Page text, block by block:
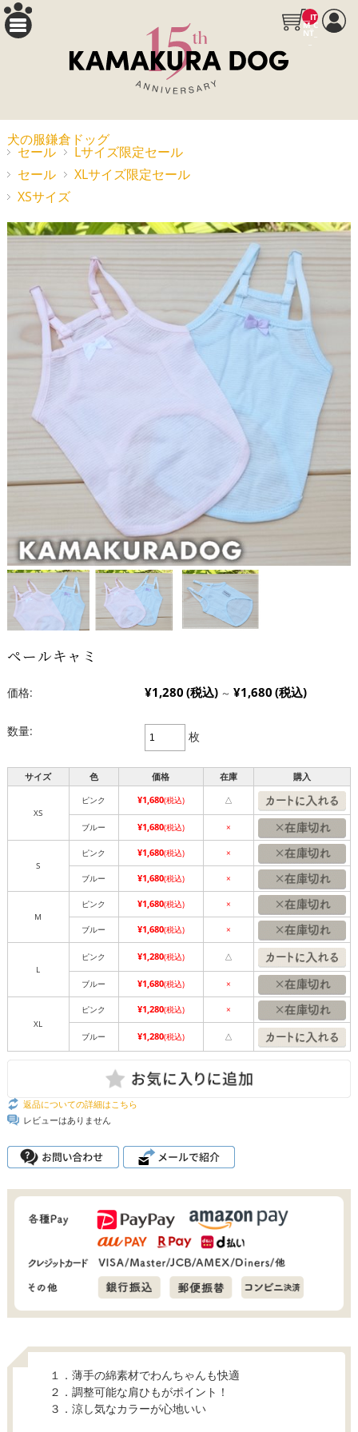
__IT
M_C
NT_
犬の服鎌倉ドッグ
セール
Lサイズ限定セール
セール
XLサイズ限定セール
XSサイズ
ペールキャミ
価格: ¥1,280(税込) ～ ¥1,680(税込)
数量: 枚
サイズ 色 価格 在庫 購入
XS
ピンク ¥1,680(税込) △
ブルー ¥1,680(税込) ×
S
ピンク ¥1,680(税込) ×
ブルー ¥1,680(税込) ×
M
ピンク ¥1,680(税込) ×
ブルー ¥1,680(税込) ×
L
ピンク ¥1,280(税込) △
ブルー ¥1,680(税込) ×
XL
ピンク ¥1,280(税込) ×
ブルー ¥1,280(税込) △
返品についての詳細はこちら
レビューはありません
１．薄手の綿素材でわんちゃんも快適
２．調整可能な肩ひもがポイント！
３．涼し気なカラーが心地いい